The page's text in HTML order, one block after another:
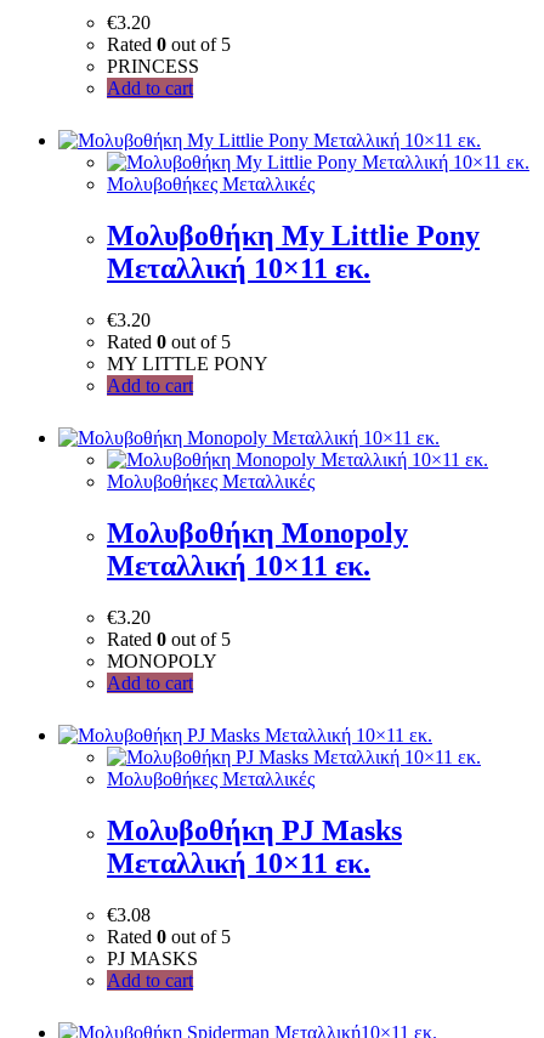
€3.20
Rated 0 out of 5
PRINCESS
Add to cart
Μολυβοθήκες Μεταλλικές
Μολυβοθήκη My Littlie Pony
Μεταλλική 10×11 εκ.
€3.20
Rated 0 out of 5
MY LITTLE PONY
Add to cart
Μολυβοθήκες Μεταλλικές
Μολυβοθήκη Mοnopoly
Μεταλλική 10×11 εκ.
€3.20
Rated 0 out of 5
MONOPOLY
Add to cart
Μολυβοθήκες Μεταλλικές
Μολυβοθήκη PJ Masks
Μεταλλική 10×11 εκ.
€3.08
Rated 0 out of 5
PJ MASKS
Add to cart